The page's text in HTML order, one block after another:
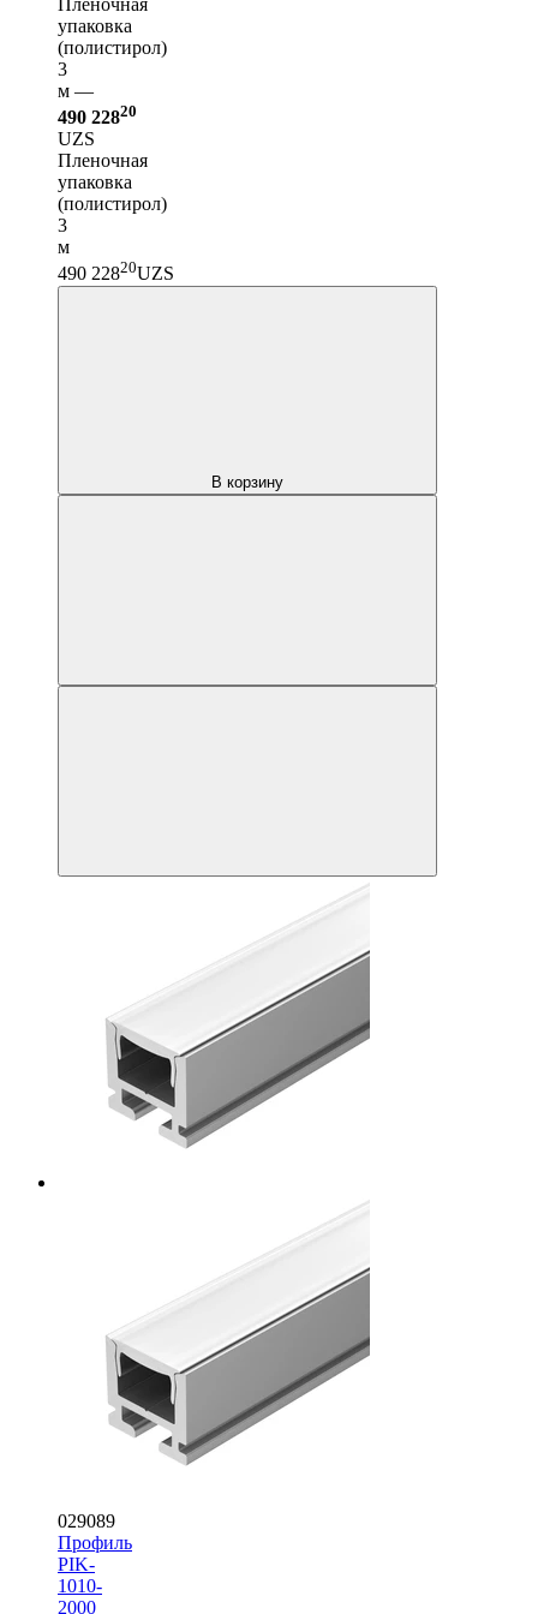
Пленочная
упаковка
(полистирол)
3
м —
490 22820
UZS
Пленочная
упаковка
(полистирол)
3
м
490 22820UZS
В корзину
029089
Профиль
PIK-
1010-
2000